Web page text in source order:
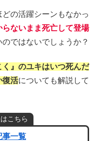
の活躍シーンもなかっ
ないまま死亡して登場
ではないでしょうか？
く』のユキはいつ死んだ
復活についても解説して
こちら
事一覧